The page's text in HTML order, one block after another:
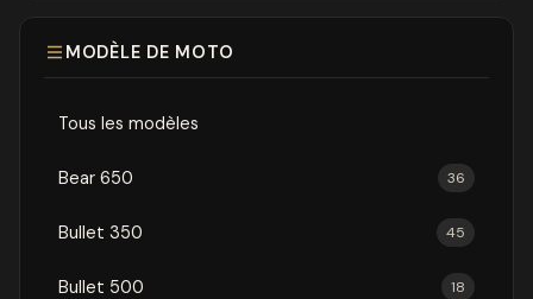
MODÈLE DE MOTO
Tous les modèles
Bear 650 36
Bullet 350 45
Bullet 500 18